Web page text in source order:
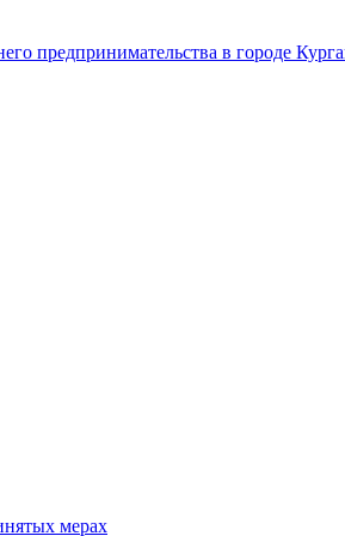
предпринимательства в городе
мерах